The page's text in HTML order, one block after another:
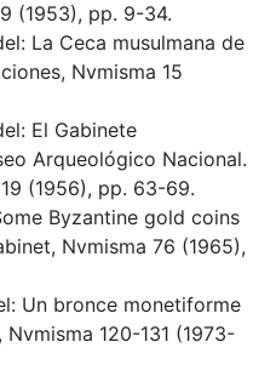
(1953), pp. 9-34.
La Ceca musulmana de
Nvmisma 15
El Gabinete
Arqueológico Nacional.
(1956), pp. 63-69.
Byzantine gold coins
Nvmisma 76 (1965),
Un bronce monetiforme
120-131 (1973-